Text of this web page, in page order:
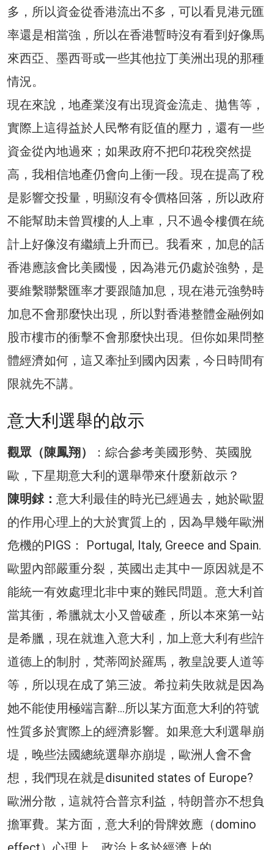
多，所以資金從香港流出不多，可以看見港元匯
率還是相當強，所以在香港暫時沒有看到好像馬
來西亞、墨西哥或一些其他拉丁美洲出現的那種
情況。
現在來說，地產業沒有出現資金流走、拋售等，
實際上這得益於人民幣有貶值的壓力，還有一些
資金從內地過來；如果政府不把印花稅突然提
高，我相信地產仍會向上衝一段。現在提高了稅
是影響交投量，明顯沒有令價格回落，所以政府
不能幫助未曾買樓的人上車，只不過令樓價在統
計上好像沒有繼續上升而已。我看來，加息的話
香港應該會比美國慢，因為港元仍處於強勢，是
要維繫聯繫匯率才要跟隨加息，現在港元強勢時
加息不會那麼快出現，所以對香港整體金融例如
股市樓市的衝擊不會那麼快出現。但你如果問整
體經濟如何，這又牽扯到國內因素，今日時間有
限就先不講。
意大利選舉的啟示
觀眾（陳鳳翔）
：綜合參考美國形勢、英國脫
歐，下星期意大利的選舉帶來什麼新啟示？
陳明銶： 意大利最佳的時光已經過去，她於歐盟
的作用心理上的大於實質上的，因為早幾年歐洲
危機的PIGS： Portugal, Italy, Greece and Spain.
歐盟內部嚴重分裂，英國出走其中一原因就是不
能統一有效處理北非中東的難民問題。意大利首
當其衝，希臘就太小又曾破產，所以本來第一站
是希臘，現在就進入意大利，加上意大利有些許
道德上的制肘，梵蒂岡於羅馬，教皇說要人道等
等，所以現在成了第三波。希拉莉失敗就是因為
她不能使用極端言辭…所以某方面意大利的符號
性質多於實際上的經濟影響。如果意大利選舉崩
堤，晚些法國總統選舉亦崩堤，歐洲人會不會
想，我們現在就是disunited states of Europe?
歐洲分散，這就符合普京利益，特朗普亦不想負
擔軍費。某方面，意大利的骨牌效應（domino